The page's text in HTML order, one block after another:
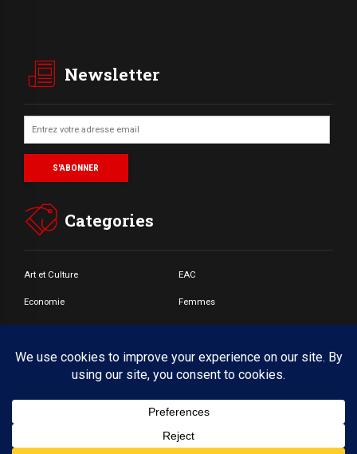
Newsletter
Categories
Art et Culture EAC
Economie Femmes
Jeunes Santé
Societé
© Copyright by BoldThemes 2017. All rights reserved.